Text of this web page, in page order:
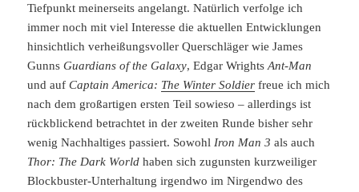
Tiefpunkt meinerseits angelangt. Natürlich verfolge ich
immer noch mit viel Interesse die aktuellen Entwicklungen
hinsichtlich verheißungsvoller Querschläger wie James
GunnsGuardians of the Galaxy, Edgar WrightsAnt-Man
und aufCaptain America: The Winter Soldier freue ich mich
nach dem großartigen ersten Teil sowieso – allerdings ist
rückblickend betrachtet in der zweiten Runde bisher sehr
wenig Nachhaltiges passiert. Sowohl Iron Man 3 als auch
Thor: The Dark World haben sich zugunsten kurzweiliger
Blockbuster-Unterhaltung irgendwo im Nirgendwo des